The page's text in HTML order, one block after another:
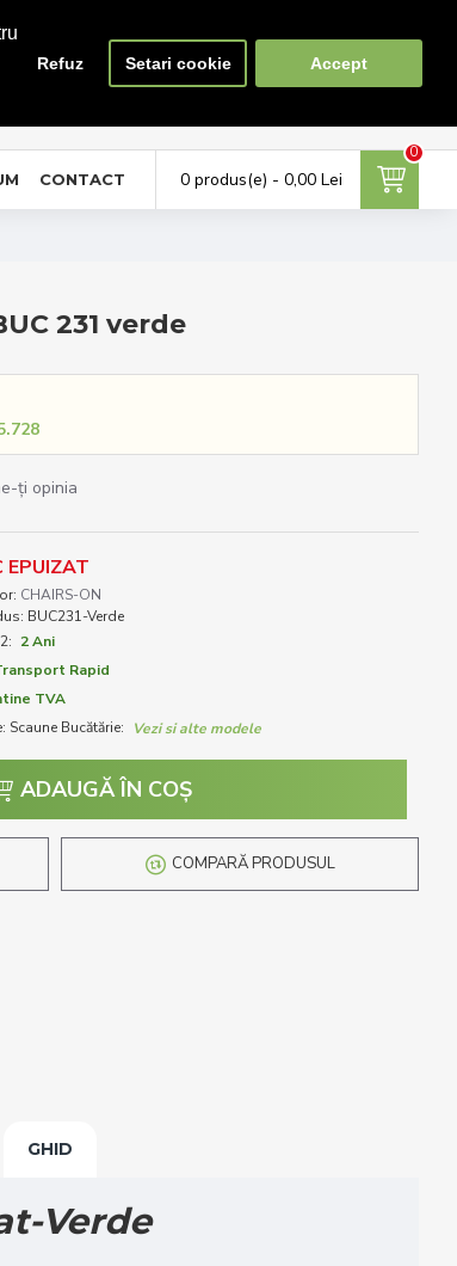
Refuz Setari cookie Accept
Favorite Compara
0
CONTACT 0 produs(e) - 0,00 Lei
0
231 verde
ţi opinia
EPUIZAT
CHAIRS-ON
BUC231-Verde
2 Ani
Rapid
TVA
Scaune Bucătărie:
Vezi si alte modele
ADAUGĂ ÎN COŞ
COMPARĂ PRODUSUL
GHID
Verde